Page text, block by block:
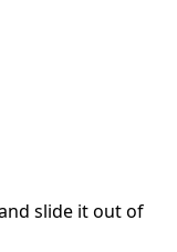
slide it out of